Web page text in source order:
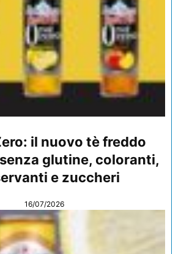
il nuovo tè freddo
senza glutine, coloranti,
e zuccheri
16/07/2026